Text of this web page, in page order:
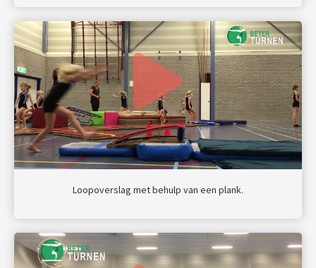
Loopoverslag met behulp van een plank.